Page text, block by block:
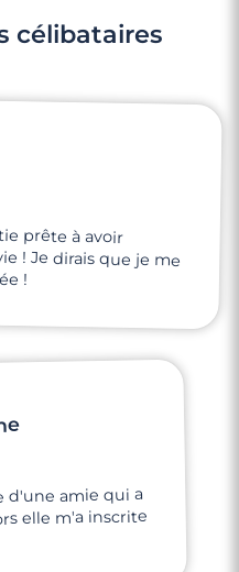
célibataires
prête à avoir
dirais que je me
!
d'une amie qui a
elle m'a inscrite